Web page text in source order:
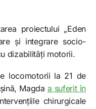
proiectului „Eden
și integrare socio-
dizabilități motorii.
locomotorii la 21 de
Magda a suferit în
chirurgicale